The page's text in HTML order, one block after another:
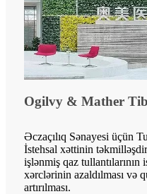
Ogilvy & Mather
Əczaçılıq Sənayesi üçün
İstehsal xəttinin
işlənmiş qaz
xərclərinin azaldılması və
artırılması.